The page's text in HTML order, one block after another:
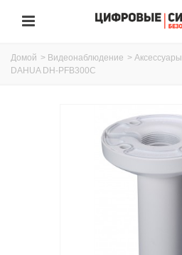
Домой > Видеонаблюдение > Аксессуары
DAHUA DH-PFB300C